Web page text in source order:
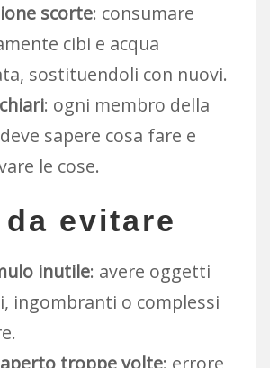
scorte: consumare
cibi e acqua
sostituendoli con nuovi.
: ogni membro della
sapere cosa fare e
le cose.
evitare
inutile: avere oggetti
ingombranti o complessi